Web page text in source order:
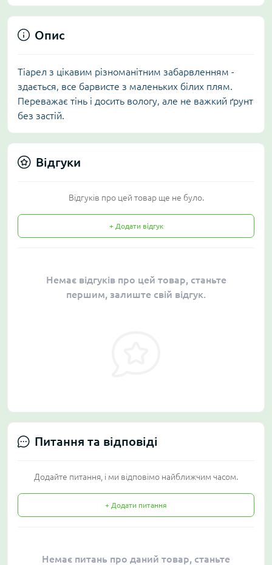
Опис
Тіарел з цікавим різноманітним забарвленням -
здається, все барвисте з маленьких білих плям.
Переважає тінь і досить вологу, але не важкий ґрунт
без застій.
Відгуки
Відгуків про цей товар ще не було.
+ Додати відгук
Немає відгуків про цей товар, станьте
першим, залиште свій відгук.
Питання та відповіді
Додайте питання, і ми відповімо найближчим часом.
+ Додати питання
Немає питань про даний товар, станьте